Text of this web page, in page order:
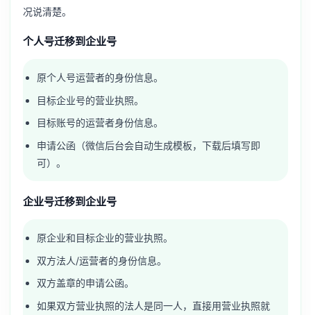
况说清楚。
个人号迁移到企业号
原个人号运营者的身份信息。
目标企业号的营业执照。
目标账号的运营者身份信息。
申请公函（微信后台会自动生成模板，下载后填写即
可）。
企业号迁移到企业号
原企业和目标企业的营业执照。
双方法人/运营者的身份信息。
双方盖章的申请公函。
如果双方营业执照的法人是同一人，直接用营业执照就